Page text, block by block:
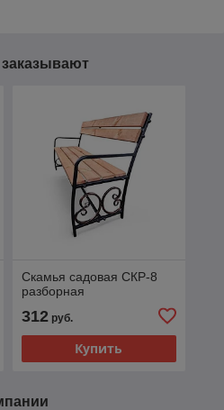
Скамья садовая СКР-8
разборная
312руб.
Купить